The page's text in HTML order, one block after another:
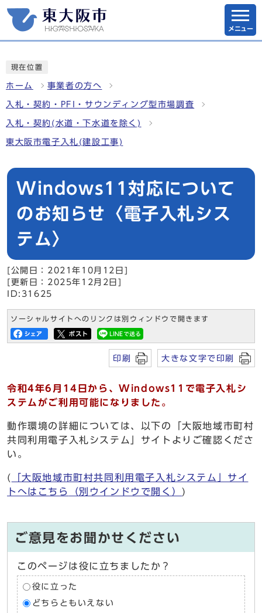
メニュー
現在位置
ホーム 事業者の方へ
入札・契約・PFI・サウンディング型市場調査
入札・契約(水道・下水道を除く)
東大阪市電子入札(建設工事)
Windows11対応について
のお知らせ〈電子入札シス
テム〉
[公開日：2021年10月12日]
[更新日：2025年12月2日]
ID:31625
ソーシャルサイトへのリンクは別ウィンドウで開きます
印刷 大きな文字で印刷
令和4年6月14日から、Windows11で電子入札シ
ステムがご利用可能になりました。
動作環境の詳細については、以下の「大阪地域市町村
共同利用電子入札システム」サイトよりご確認くださ
い。
(
「大阪地域市町村共同利用電子入札システム」サイ
トへはこちら
（別ウインドウで開く） )
ご意見をお聞かせください
このページは役に立ちましたか？
役に立った
どちらともいえない